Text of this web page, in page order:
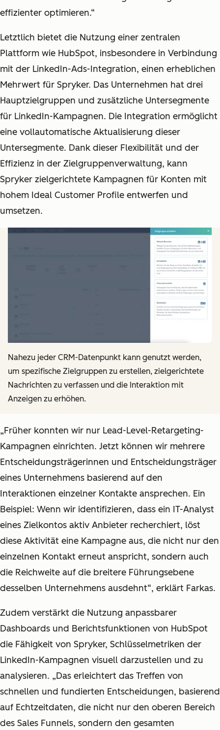
effizienter optimieren.“
Letztlich bietet die Nutzung einer zentralen
Plattform wie HubSpot, insbesondere in Verbindung
mit der LinkedIn-Ads-Integration, einen erheblichen
Mehrwert für Spryker. Das Unternehmen hat drei
Hauptzielgruppen und zusätzliche Untersegmente
für LinkedIn-Kampagnen. Die Integration ermöglicht
eine vollautomatische Aktualisierung dieser
Untersegmente. Dank dieser Flexibilität und der
Effizienz in der Zielgruppenverwaltung, kann
Spryker zielgerichtete Kampagnen für Konten mit
hohem Ideal Customer Profile entwerfen und
umsetzen.
Nahezu jeder CRM-Datenpunkt kann genutzt werden,
um spezifische Zielgruppen zu erstellen, zielgerichtete
Nachrichten zu verfassen und die Interaktion mit
Anzeigen zu erhöhen.
„Früher konnten wir nur Lead-Level-Retargeting-
Kampagnen einrichten. Jetzt können wir mehrere
Entscheidungsträgerinnen und Entscheidungsträger
eines Unternehmens basierend auf den
Interaktionen einzelner Kontakte ansprechen. Ein
Beispiel: Wenn wir identifizieren, dass ein IT-Analyst
eines Zielkontos aktiv Anbieter recherchiert, löst
diese Aktivität eine Kampagne aus, die nicht nur den
einzelnen Kontakt erneut anspricht, sondern auch
die Reichweite auf die breitere Führungsebene
desselben Unternehmens ausdehnt“, erklärt Farkas.
Zudem verstärkt die Nutzung anpassbarer
Dashboards und Berichtsfunktionen von HubSpot
die Fähigkeit von Spryker, Schlüsselmetriken der
LinkedIn-Kampagnen visuell darzustellen und zu
analysieren. „Das erleichtert das Treffen von
schnellen und fundierten Entscheidungen, basierend
auf Echtzeitdaten, die nicht nur den oberen Bereich
des Sales Funnels, sondern den gesamten